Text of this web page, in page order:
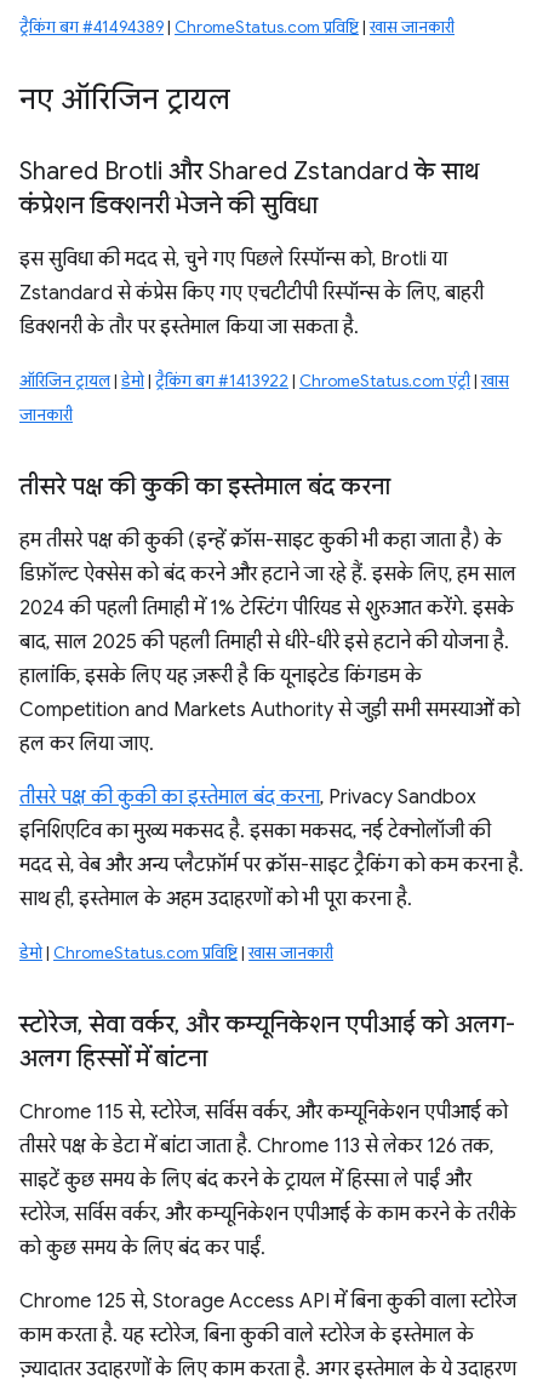
ट्रैकिंग बग #41494389| ChromeStatus.com प्रविष्टि|खास जानकारी
नए ऑरिजिन ट्रायल
Shared Brotli और Shared Zstandard के साथ
कंप्रेशन डिक्शनरी भेजने की सुविधा
इस सुविधा की मदद से, चुने गए पिछले रिस्पॉन्स को, Brotli या
Zstandard से कंप्रेस किए गए एचटीटीपी रिस्पॉन्स के लिए, बाहरी
डिक्शनरी के तौर पर इस्तेमाल किया जा सकता है.
ऑरिजिन ट्रायल|डेमो|ट्रैकिंग बग #1413922 | ChromeStatus.com एंट्री|खास
जानकारी
तीसरे पक्ष की कुकी का इस्तेमाल बंद करना
हम तीसरे पक्ष की कुकी (इन्हें क्रॉस-साइट कुकी भी कहा जाता है) के
डिफ़ॉल्ट ऐक्सेस को बंद करने और हटाने जा रहे हैं. इसके लिए, हम साल
2024 की पहली तिमाही में 1% टेस्टिंग पीरियड से शुरुआत करेंगे. इसके
बाद, साल 2025 की पहली तिमाही से धीरे-धीरे इसे हटाने की योजना है.
हालांकि, इसके लिए यह ज़रूरी है कि यूनाइटेड किंगडम के
Competition and Markets Authority से जुड़ी सभी समस्याओं को
हल कर लिया जाए.
तीसरे पक्ष की कुकी का इस्तेमाल बंद करना, Privacy Sandbox
इनिशिएटिव का मुख्य मकसद है. इसका मकसद, नई टेक्नोलॉजी की
मदद से, वेब और अन्य प्लैटफ़ॉर्म पर क्रॉस-साइट ट्रैकिंग को कम करना है.
साथ ही, इस्तेमाल के अहम उदाहरणों को भी पूरा करना है.
डेमो| ChromeStatus.com प्रविष्टि|खास जानकारी
स्टोरेज, सेवा वर्कर, और कम्यूनिकेशन एपीआई को अलग-
अलग हिस्सों में बांटना
Chrome 115 से, स्टोरेज, सर्विस वर्कर, और कम्यूनिकेशन एपीआई को
तीसरे पक्ष के डेटा में बांटा जाता है. Chrome 113 से लेकर 126 तक,
साइटें कुछ समय के लिए बंद करने के ट्रायल में हिस्सा ले पाईं और
स्टोरेज, सर्विस वर्कर, और कम्यूनिकेशन एपीआई के काम करने के तरीके
को कुछ समय के लिए बंद कर पाईं.
Chrome 125 से, Storage Access API में बिना कुकी वाला स्टोरेज
काम करता है. यह स्टोरेज, बिना कुकी वाले स्टोरेज के इस्तेमाल के
ज़्यादातर उदाहरणों के लिए काम करता है. अगर इस्तेमाल के ये उदाहरण